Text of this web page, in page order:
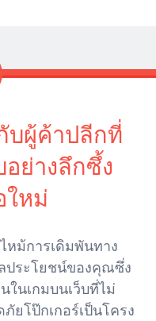
ผู้ค้าปลีกที่
ย่างลึกซึ้ง
หม่
ม้การเดิมพันทาง
ประโยชน์ของคุณซึ่ง
ในเกมบนเว็บที่ไม่
ป๊กเกอร์เป็นโครง